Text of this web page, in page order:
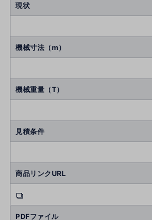
現状
機械寸法（m）
機械重量（T）
見積条件
商品リンクURL
PDFファイル